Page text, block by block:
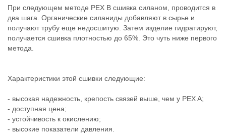
При следующем методе PEX В сшивка силаном, проводится в
два шага. Органические силаниды добавляют в сырье и
получают трубу еще недосшитую. Затем изделие гидратируют,
получается сшивка плотностью до 65%. Это чуть ниже первого
метода.
Характеристики этой сшивки следующие:
- высокая надежность, крепость связей выше, чем у PEX A;
- доступная цена;
- устойчивость к окислению;
- высокие показатели давления.